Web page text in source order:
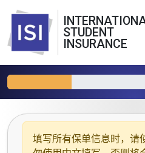
STUDENT
INSURANCE
填写所有保单信息时，请